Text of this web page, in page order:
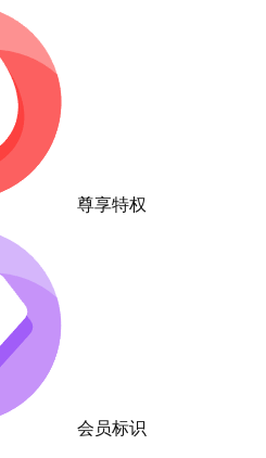
尊享特权
会员标识